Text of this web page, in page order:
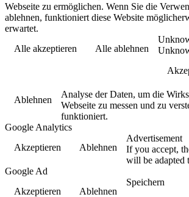
Webseite zu ermöglichen. Wenn Sie die
ablehnen, funktioniert diese Website
erwartet.
Alle akzeptieren
Alle ablehnen
Ablehnen
Analyse der Daten, um die
Webseite zu messen und zu
funktioniert.
Google Analytics
Akzeptieren
Ablehnen
Advertisement
If you accept,
will be adapted
Google Ad
Akzeptieren
Ablehnen
Speichern